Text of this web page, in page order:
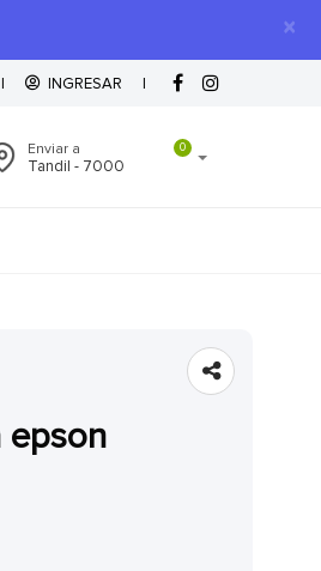
×
| INGRESAR |
0
Enviar a
Tandil - 7000